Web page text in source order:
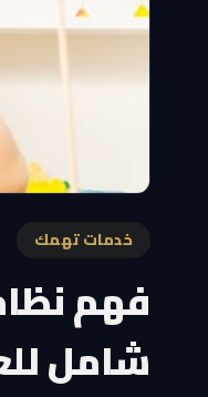
خدمات تهمك
فهم
شامل